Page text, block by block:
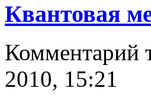
Квантовая
Комментарий
2010, 15:21